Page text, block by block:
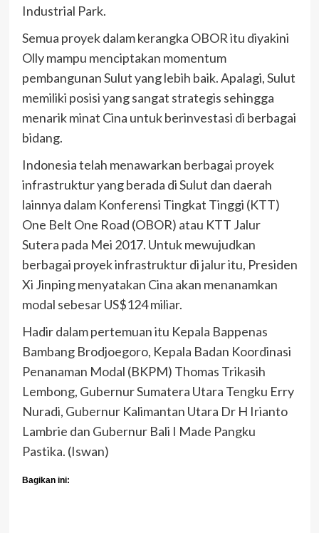
Industrial Park.
Semua proyek dalam kerangka OBOR itu diyakini
Olly mampu menciptakan momentum
pembangunan Sulut yang lebih baik. Apalagi, Sulut
memiliki posisi yang sangat strategis sehingga
menarik minat Cina untuk berinvestasi di berbagai
bidang.
Indonesia telah menawarkan berbagai proyek
infrastruktur yang berada di Sulut dan daerah
lainnya dalam Konferensi Tingkat Tinggi (KTT)
One Belt One Road (OBOR) atau KTT Jalur
Sutera pada Mei 2017. Untuk mewujudkan
berbagai proyek infrastruktur di jalur itu, Presiden
Xi Jinping menyatakan Cina akan menanamkan
modal sebesar US$124 miliar.
Hadir dalam pertemuan itu Kepala Bappenas
Bambang Brodjoegoro, Kepala Badan Koordinasi
Penanaman Modal (BKPM) Thomas Trikasih
Lembong, Gubernur Sumatera Utara Tengku Erry
Nuradi, Gubernur Kalimantan Utara Dr H Irianto
Lambrie dan Gubernur Bali I Made Pangku
Pastika. (Iswan)
Bagikan ini: